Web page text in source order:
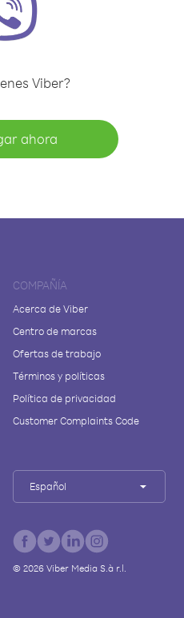
Viber?
ahora
COMPAÑÍA
Acerca de Viber
Centro de marcas
Ofertas de trabajo
Términos y políticas
Política de privacidad
Customer Complaints Code
Español
© 2026Viber Media S.à r.l.